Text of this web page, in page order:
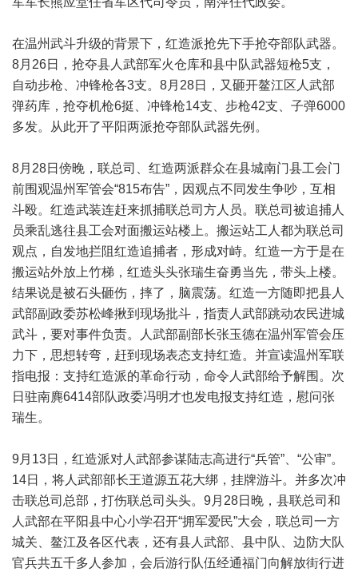
在温州武斗升级的背景下，红造派抢先下手抢夺部队武器。
8月26日，抢夺县人武部军火仓库和县中队武器短枪5支，
自动步枪、冲锋枪各3支。8月28日，又砸开鳌江区人武部
弹药库，抢夺机枪6挺、冲锋枪14支、步枪42支、子弹6000
多发。从此开了平阳两派抢夺部队武器先例。
8月28日傍晚，联总司、红造两派群众在县城南门县工会门
前围观温州军管会“815布告”，因观点不同发生争吵，互相
斗殴。红造武装连赶来抓捕联总司方人员。联总司被追捕人
员乘乱逃往县工会对面搬运站楼上。搬运站工人都为联总司
观点，自发地拦阻红造追捕者，形成对峙。红造一方于是在
搬运站外放上竹梯，红造头头张瑞生奋勇当先，带头上楼。
结果说是被石头砸伤，摔了，脑震荡。红造一方随即把县人
武部副政委苏松峰揪到现场批斗，指责人武部跳动农民进城
武斗，要对事件负责。人武部副部长张玉德在温州军管会压
力下，思想转弯，赶到现场表态支持红造。并宣读温州军联
指电报：支持红造派的革命行动，命令人武部给予解围。次
日驻南麂6414部队政委冯明才也发电报支持红造，慰问张
瑞生。
9月13日，红造派对人武部参谋陆志高进行“兵管”、“公审”。
14日，将人武部部长王道源五花大绑，挂牌游斗。并多次冲
击联总司总部，打伤联总司头头。9月28日晚，县联总司和
人武部在平阳县中心小学召开“拥军爱民”大会，联总司一方
城关、鳌江及各区代表，还有县人武部、县中队、边防大队
官兵共五千多人参加，会后游行队伍经通福门向解放街行进